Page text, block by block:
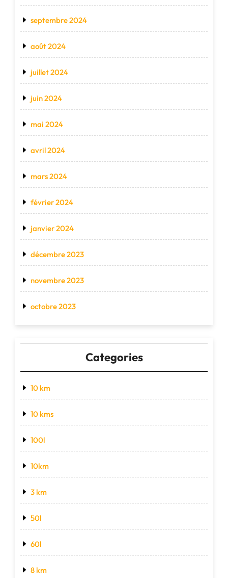
septembre 2024
août 2024
juillet 2024
juin 2024
mai 2024
avril 2024
mars 2024
février 2024
janvier 2024
décembre 2023
novembre 2023
octobre 2023
Categories
10 km
10 kms
100l
10km
3 km
50l
60l
8 km